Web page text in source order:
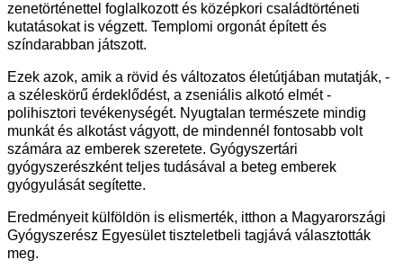
zenetörténettel foglalkozott és középkori családtörténeti
kutatásokat is végzett. Templomi orgonát épített és
színdarabban játszott.
Ezek azok, amik a rövid és változatos életútjában mutatják, -
a széleskörű érdeklődést, a zseniális alkotó elmét -
polihisztori tevékenységét. Nyugtalan természete mindig
munkát és alkotást vágyott, de mindennél fontosabb volt
számára az emberek szeretete. Gyógyszertári
gyógyszerészként teljes tudásával a beteg emberek
gyógyulását segítette.
Eredményeit külföldön is elismerték, itthon a Magyarországi
Gyógyszerész Egyesület tiszteletbeli tagjává választották
meg.